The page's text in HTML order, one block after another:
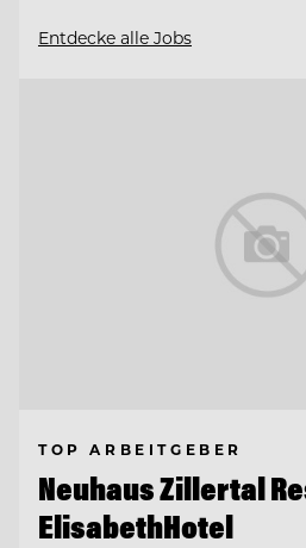
Entdecke alle Jobs
TOP ARBEITGEBER
Neuhaus Zillertal
ElisabethHotel